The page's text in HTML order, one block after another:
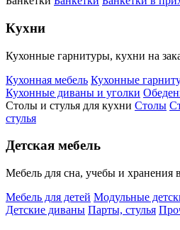
Кухни
Кухонные гарнитуры, кухни на
Кухонная мебель Кухонные
Кухонные диваны и уголки
Столы и стулья для кухни Столы
стулья
Детская мебель
Мебель для сна, учебы и хранения
Мебель для детей Модульные
Детские диваны Парты, стулья